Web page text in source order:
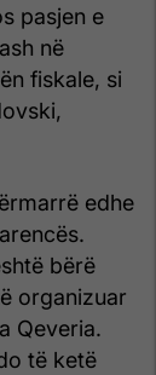
pasjen e
në
fiskale, si
edhe
bërë
organizuar
Qeveria.
të ketë